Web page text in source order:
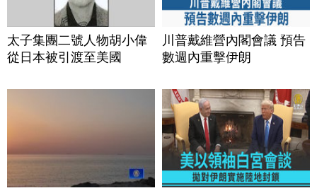
太子集團二號人物胡小偉
從日本被引渡至美國
川普戴維營內閣會議 預告
數週內重擊伊朗